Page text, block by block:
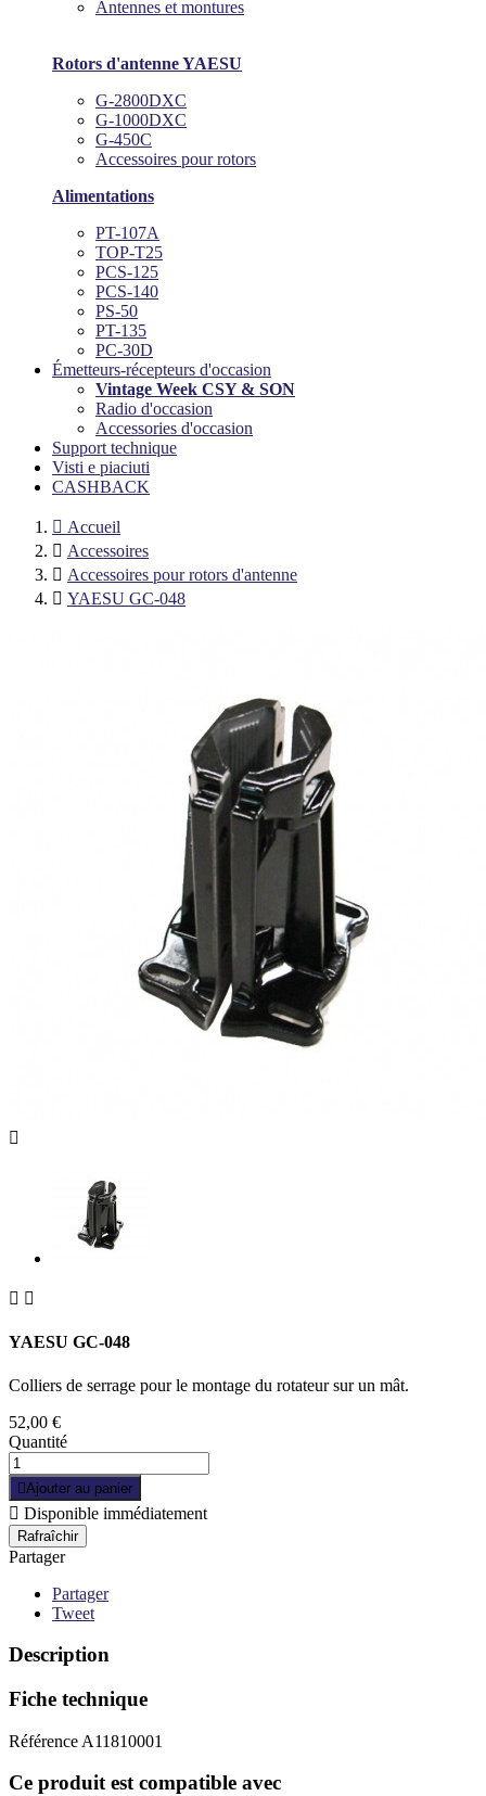
Antennes et montures
Rotors d'antenne YAESU
G-2800DXC
G-1000DXC
G-450C
Accessoires pour rotors
Alimentations
PT-107A
TOP-T25
PCS-125
PCS-140
PS-50
PT-135
PC-30D
Émetteurs-récepteurs d'occasion
Vintage Week CSY & SON
Radio d'occasion
Accessories d'occasion
Support technique
Visti e piaciuti
CASHBACK
 Accueil
 Accessoires
 Accessoires pour rotors d'antenne
 YAESU GC-048

 
YAESU GC-048
Colliers de serrage pour le montage du rotateur sur un mât.
52,00 €
Quantité
Ajouter au panier
 Disponible immédiatement
Partager
Partager
Tweet
Description
Fiche technique
Référence A11810001
Ce produit est compatible avec